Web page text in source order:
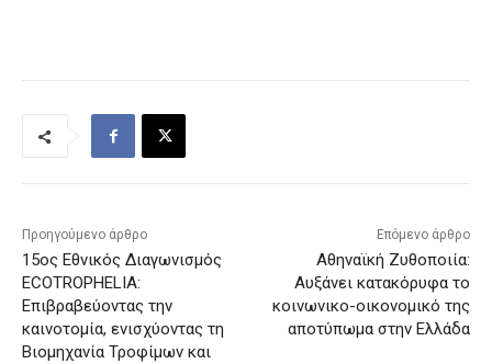
Προηγούμενο άρθρο
15ος Εθνικός Διαγωνισμός
ECOTROPHELIA:
Επιβραβεύοντας την
καινοτομία, ενισχύοντας τη
Βιομηχανία Τροφίμων και
Επόμενο άρθρο
Αθηναϊκή Ζυθοποιία:
Αυξάνει κατακόρυφα το
κοινωνικο-οικονομικό της
αποτύπωμα στην Ελλάδα